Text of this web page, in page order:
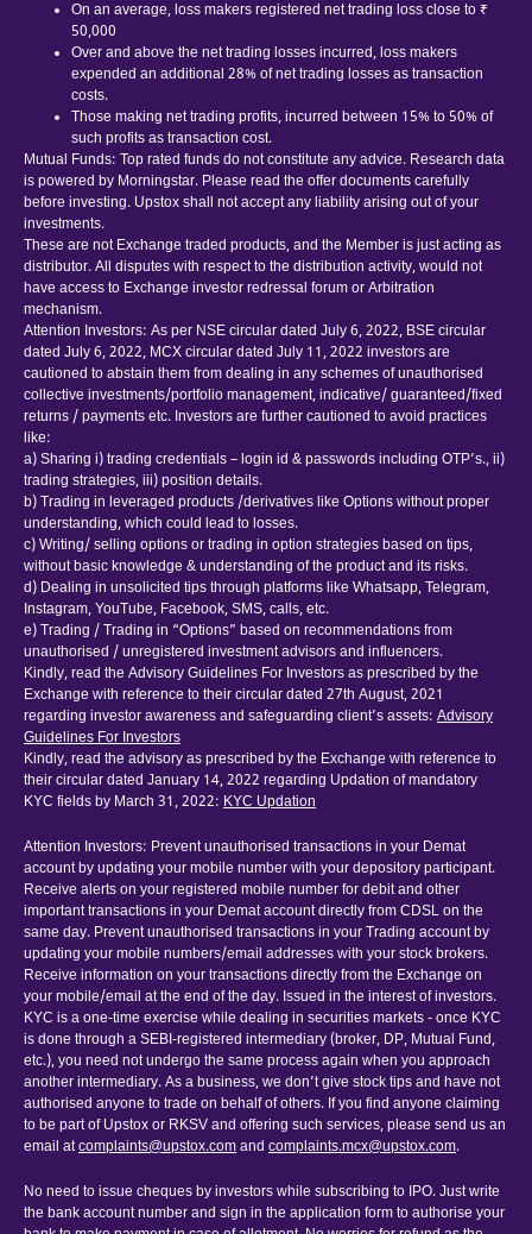
On an average, loss makers registered net trading loss close to ₹
50,000
Over and above the net trading losses incurred, loss makers
expended an additional 28% of net trading losses as transaction
costs.
Those making net trading profits, incurred between 15% to 50% of
such profits as transaction cost.
Mutual Funds: Top rated funds do not constitute any advice. Research data
is powered by Morningstar. Please read the offer documents carefully
before investing. Upstox shall not accept any liability arising out of your
investments.
These are not Exchange traded products, and the Member is just acting as
distributor. All disputes with respect to the distribution activity, would not
have access to Exchange investor redressal forum or Arbitration
mechanism.
Attention Investors: As per NSE circular dated July 6, 2022, BSE circular
dated July 6, 2022, MCX circular dated July 11, 2022 investors are
cautioned to abstain them from dealing in any schemes of unauthorised
collective investments/portfolio management, indicative/ guaranteed/fixed
returns / payments etc. Investors are further cautioned to avoid practices
like:
a) Sharing i) trading credentials – login id & passwords including OTP’s., ii)
trading strategies, iii) position details.
b) Trading in leveraged products /derivatives like Options without proper
understanding, which could lead to losses.
c) Writing/ selling options or trading in option strategies based on tips,
without basic knowledge & understanding of the product and its risks.
d) Dealing in unsolicited tips through platforms like Whatsapp, Telegram,
Instagram, YouTube, Facebook, SMS, calls, etc.
e) Trading / Trading in “Options” based on recommendations from
unauthorised / unregistered investment advisors and influencers.
Kindly, read the Advisory Guidelines For Investors as prescribed by the
Exchange with reference to their circular dated 27th August, 2021
regarding investor awareness and safeguarding client’s assets: Advisory
Guidelines For Investors
Kindly, read the advisory as prescribed by the Exchange with reference to
their circular dated January 14, 2022 regarding Updation of mandatory
KYC fields by March 31, 2022: KYC Updation
Attention Investors: Prevent unauthorised transactions in your Demat
account by updating your mobile number with your depository participant.
Receive alerts on your registered mobile number for debit and other
important transactions in your Demat account directly from CDSL on the
same day. Prevent unauthorised transactions in your Trading account by
updating your mobile numbers/email addresses with your stock brokers.
Receive information on your transactions directly from the Exchange on
your mobile/email at the end of the day. Issued in the interest of investors.
KYC is a one-time exercise while dealing in securities markets - once KYC
is done through a SEBI-registered intermediary (broker, DP, Mutual Fund,
etc.), you need not undergo the same process again when you approach
another intermediary. As a business, we don’t give stock tips and have not
authorised anyone to trade on behalf of others. If you find anyone claiming
to be part of Upstox or RKSV and offering such services, please send us an
email atcomplaints@upstox.comand complaints.mcx@upstox.com.
No need to issue cheques by investors while subscribing to IPO. Just write
the bank account number and sign in the application form to authorise your